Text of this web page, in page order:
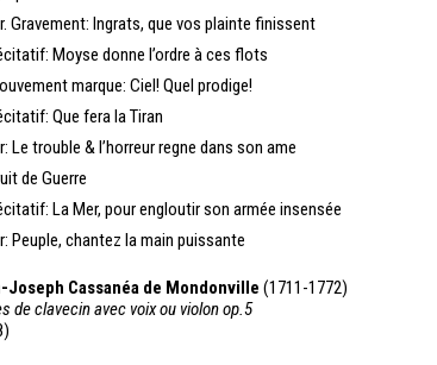
Gravement: Ingrats, que vos plainte finissent
Moyse donne l’ordre à ces flots
marque: Ciel! Quel prodige!
Que fera la Tiran
Le trouble & l’horreur regne dans son ame
de Guerre
La Mer, pour engloutir son armée insensée
Peuple, chantez la main puissante
Joseph Cassanéa de Mondonville (1711-1772)
de clavecin avec voix ou violon op.5